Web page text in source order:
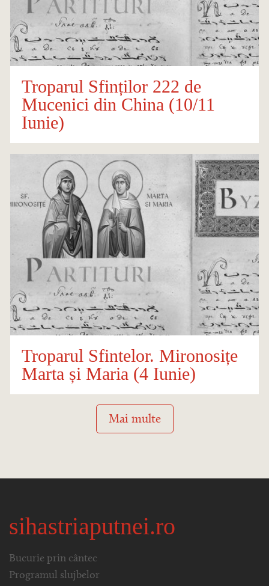
Troparul Sfinților 222 de
Mucenici din China (10/11
Iunie)
Troparul Sfintelor. Mironosițe
Marta și Maria (4 Iunie)
Mai multe
sihastriaputnei.ro
Bucurie prin cântec
Programul slujbelor